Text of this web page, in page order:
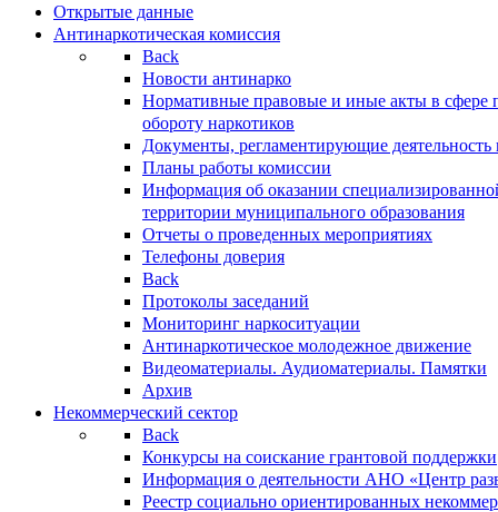
Открытые данные
Антинаркотическая комиссия
Back
Новости антинарко
Нормативные правовые и иные акты в сфере
обороту наркотиков
Документы, регламентирующие деятельность
Планы работы комиссии
Информация об оказании
территории муниципального образования
Отчеты о проведенных мероприятиях
Телефоны доверия
Back
Протоколы заседаний
Мониторинг наркоситуации
Антинаркотическое молодежное движение
Видеоматериалы. Аудиоматериалы. Памятки
Архив
Некоммерческий сектор
Back
Конкурсы на соискание грантовой поддержки
Информация о деятельности АНО «Центр
Реестр социально ориентированных